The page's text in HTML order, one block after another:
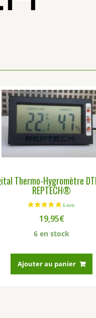
Thermo-Hygromètre
REPTECH®
19,95€
6 en stock
Ajouter au panier